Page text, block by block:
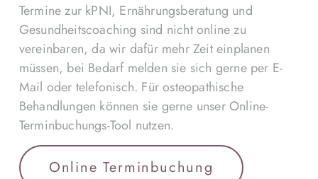
Termine zur kPNI, Ernährungsberatung und
Gesundheitscoaching sind nicht online zu
vereinbaren, da wir dafür mehr Zeit einplanen
müssen, bei Bedarf melden sie sich gerne per E-
Mail oder telefonisch. Für osteopathische
Behandlungen können sie gerne unser Online-
Terminbuchungs-Tool nutzen.
Online Terminbuchung